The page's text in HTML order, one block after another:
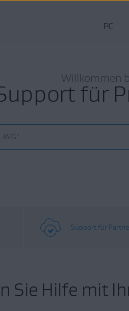
PC
Willkommen
für
Support für
Sie Hilfe mit